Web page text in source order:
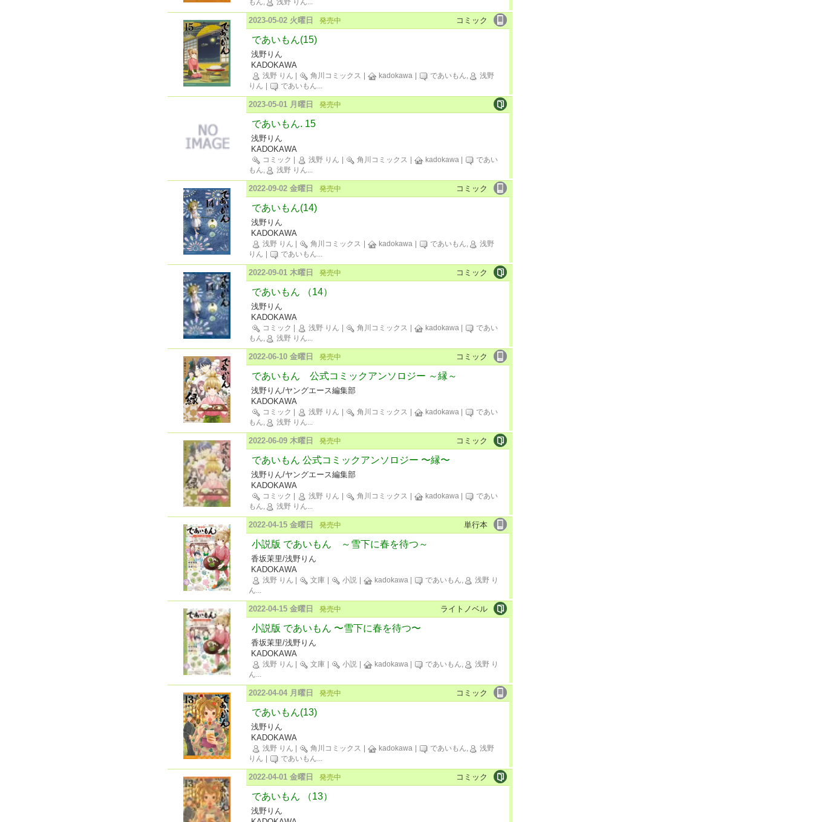
もん,
浅野 りん...
コミック
2023-05-02 火曜日 発売中
であいもん(15)
浅野りん
KADOKAWA
浅野 りん 角川コミックス kadokawa であいもん,
浅野
りん
であいもん...
2023-05-01 月曜日 発売中
であいもん. 15
浅野りん
KADOKAWA
コミック 浅野 りん 角川コミックス kadokawa
であい
もん,
浅野 りん...
コミック
2022-09-02 金曜日 発売中
であいもん(14)
浅野りん
KADOKAWA
浅野 りん 角川コミックス kadokawa であいもん,
浅野
りん
であいもん...
コミック
2022-09-01 木曜日 発売中
であいもん （14）
浅野りん
KADOKAWA
コミック 浅野 りん 角川コミックス kadokawa
であい
もん,
浅野 りん...
コミック
2022-06-10 金曜日 発売中
であいもん 公式コミックアンソロジー ～縁～
浅野りん/ヤングエース編集部
KADOKAWA
コミック 浅野 りん 角川コミックス kadokawa
であい
もん,
浅野 りん...
コミック
2022-06-09 木曜日 発売中
であいもん 公式コミックアンソロジー 〜縁〜
浅野りん/ヤングエース編集部
KADOKAWA
コミック 浅野 りん 角川コミックス kadokawa
であい
もん,
浅野 りん...
単行本
2022-04-15 金曜日 発売中
小説版 であいもん ～雪下に春を待つ～
香坂茉里/浅野りん
KADOKAWA
浅野 りん 文庫 小説 kadokawa であいもん,
浅野 り
ん...
ライトノベル
2022-04-15 金曜日 発売中
小説版 であいもん 〜雪下に春を待つ〜
香坂茉里/浅野りん
KADOKAWA
浅野 りん 文庫 小説 kadokawa であいもん,
浅野 り
ん...
コミック
2022-04-04 月曜日 発売中
であいもん(13)
浅野りん
KADOKAWA
浅野 りん 角川コミックス kadokawa であいもん,
浅野
りん
であいもん...
コミック
2022-04-01 金曜日 発売中
であいもん （13）
浅野りん